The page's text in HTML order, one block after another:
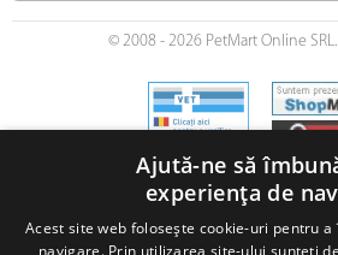
© 2008 - 2026 PetMart Online SRL.
Ajută-ne să
experiența de
Acest site web folosește cookie-uri pentru
navigare. Prin utilizarea site-ului sunteți